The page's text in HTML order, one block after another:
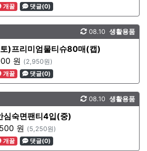
개꿀 댓글(0)
생활용품
08.10
)프리미엄물티슈80매(캡)
원 (2,950원)
개꿀 댓글(0)
생활용품
08.10
심숙면팬티4입(중)
원 (5,250원)
개꿀 댓글(0)